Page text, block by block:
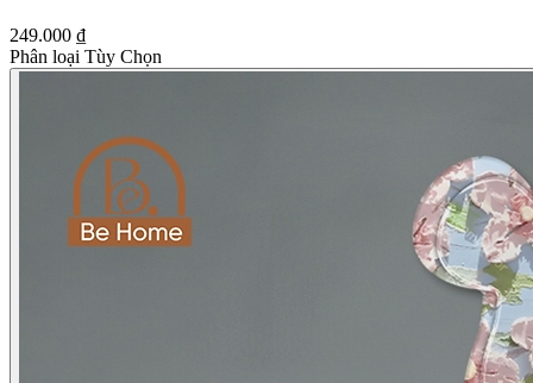
249.000 ₫
Phân loại Tùy Chọn